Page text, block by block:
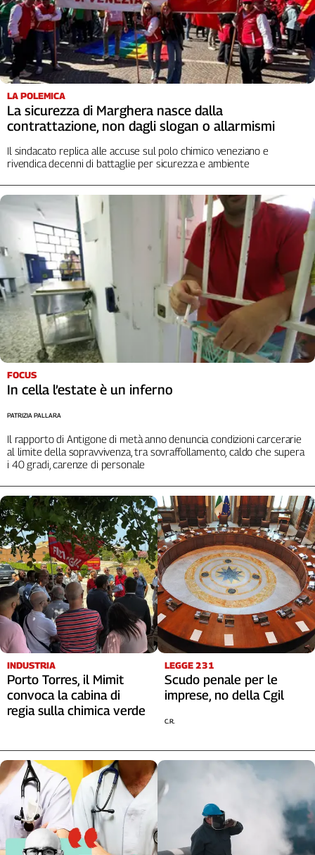
Girasoli
Il
Sassolino
Linea
Economica
Tech
It
Easy
Inserti
Idea
Diffusa
trasmissioni
tv
Work
in
Progress
L'Italia
nel
Lavoro
Territori
Abruzzo-
Alto
Adige
Calabria
Campania
Emilia-
Romagna
Friuli
Venezia
Giulia
Lazio
Liguria
Lombardia
Marche
Piemonte
Puglia
Toscana
Trentino
Umbria
Valle
D'Aosta
Veneto
LA POLEMICA
La sicurezza di Marghera nasce dalla
contrattazione, non dagli slogan o allarmismi
Il sindacato replica alle accuse sul polo chimico veneziano e
rivendica decenni di battaglie per sicurezza e ambiente
FOCUS
In cella l’estate è un inferno
Il rapporto di Antigone di metà anno denuncia condizioni carcerarie
al limite della sopravvivenza, tra sovraffollamento, caldo che supera
i 40 gradi, carenze di personale
PATRIZIA PALLARA
INDUSTRIA
Porto Torres, il Mimit
convoca la cabina di
regia sulla chimica verde
LEGGE 231
Scudo penale per le
imprese, no della Cgil
C.R.